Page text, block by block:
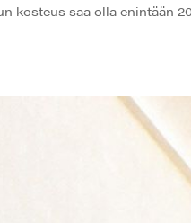
kosteus saa olla enintään